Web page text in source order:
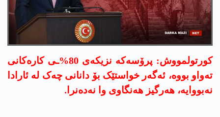
کورتولمووش: پرۆسەکە نزیکەی 80%ـی کارەکانی
تەواو بووە، ئەگەر خواستێک بۆ دانانی چەک لە ئارادا
نەبووایە، هەرگیز هەنگاوی وا نەدەنرا.